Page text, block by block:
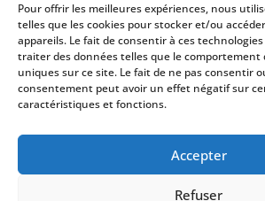
Pour offrir les meilleures expériences, nous
telles que les cookies pour stocker et/ou
appareils. Le fait de consentir à ces
traiter des données telles que le comportement
uniques sur ce site. Le fait de ne pas consentir
consentement peut avoir un effet négatif sur
caractéristiques et fonctions.
Accepter
Refuser
Presse
Programme PDF
Billetterie
Recrutement
Mentions légales
SUIVEZ-NOUS